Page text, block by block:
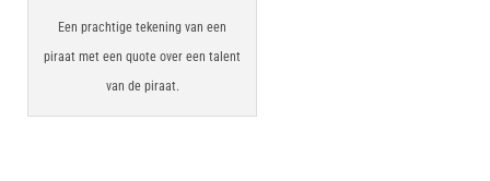
Een prachtige tekening van een
piraat met een quote over een talent
van de piraat.